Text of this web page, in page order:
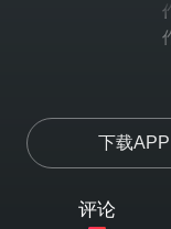
Tell my brother they
They
下载APP
评论